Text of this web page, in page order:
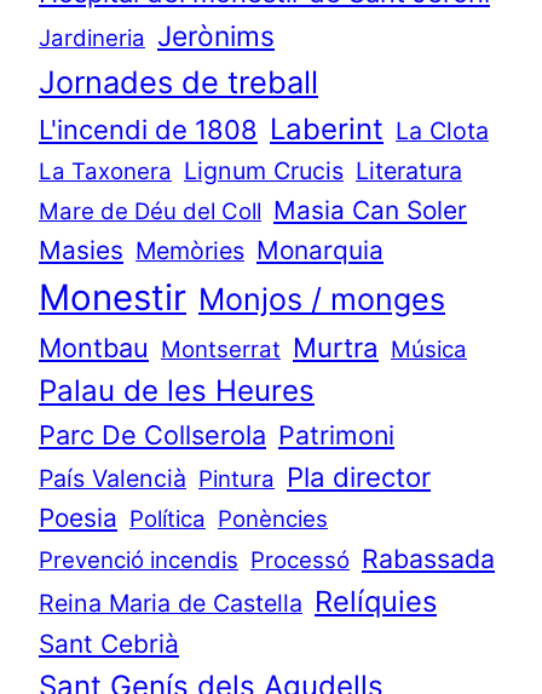
Jardineria Jerònims
Jornades de treball
L'incendi de 1808 Laberint La Clota
La Taxonera Lignum Crucis Literatura
Mare de Déu del Coll Masia Can Soler
Masies Memòries Monarquia
Monestir Monjos / monges
Montbau Montserrat Murtra Música
Palau de les Heures
Parc De Collserola Patrimoni
País Valencià Pintura Pla director
Poesia Política Ponències
Prevenció incendis Processó Rabassada
Reina Maria de Castella Relíquies
Sant Cebrià
Sant Genís dels Agudells